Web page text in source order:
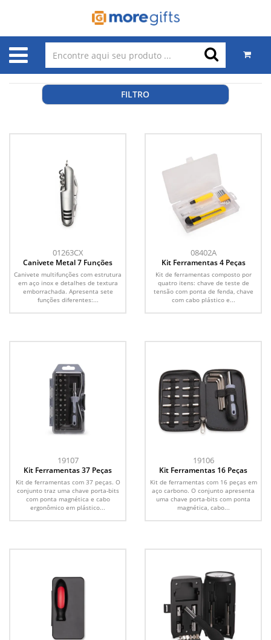
FILTRO
01263CX
Canivete Metal 7 Funções
Canivete multifunções com estrutura
em aço inox e detalhes de textura
emborrachada. Apresenta sete
funções diferentes:...
08402A
Kit Ferramentas 4 Peças
Kit de ferramentas composto por
quatro itens: chave de teste de
tensão com ponta de fenda, chave
com cabo plástico e...
19107
Kit Ferramentas 37 Peças
Kit de ferramentas com 37 peças. O
conjunto traz uma chave porta-bits
com ponta magnética e cabo
ergonômico em plástico...
19106
Kit Ferramentas 16 Peças
Kit de ferramentas com 16 peças em
aço carbono. O conjunto apresenta
uma chave porta-bits com ponta
magnética, cabo...